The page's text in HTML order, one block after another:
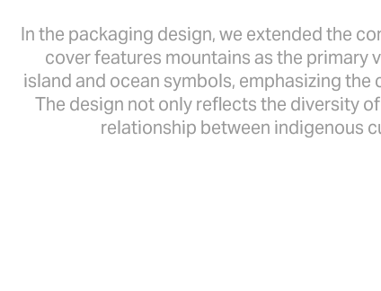
In the packaging design, we extended the
cover features mountains as the primary
island and ocean symbols, emphasizing
The design not only reflects the diversity
relationship between indigenous